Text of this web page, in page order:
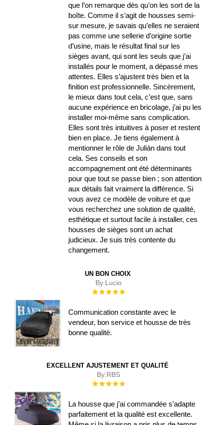
que l’on remarque dès qu’on les sort de la
boîte. Comme il s’agit de housses semi-
sur mesure, je savais qu’elles ne seraient
pas comme une sellerie d’origine sortie
d’usine, mais le résultat final sur les
sièges avant, qui sont les seuls que j’ai
installés pour le moment, a dépassé mes
attentes. Elles s’ajustent très bien et la
finition est professionnelle. Sincèrement,
le mieux dans tout cela, c’est que, sans
aucune expérience en bricolage, j’ai pu les
installer moi-même sans complication.
Elles sont très intuitives à poser et restent
bien en place. Je tiens également à
mentionner le rôle de Julián dans tout
cela. Ses conseils et son
accompagnement ont été déterminants
pour que tout se passe bien ; son attention
aux détails fait vraiment la différence. Si
vous avez ce modèle de voiture et que
vous recherchez une solution de qualité,
esthétique et surtout facile à installer, ces
housses de sièges sont un achat
judicieux. Je suis très contente du
changement.
UN BON CHOIX
By:Lucio
Évaluation :
Communication constante avec le
vendeur, bon service et housse de très
bonne qualité.
EXCELLENT AJUSTEMENT ET QUALITÉ
By:RBS
Évaluation :
La housse que j’ai commandée s’adapte
parfaitement et la qualité est excellente.